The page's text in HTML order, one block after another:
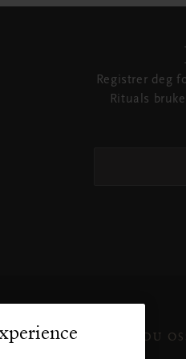
Registrer deg
Rituals
HVOR FINNER DU